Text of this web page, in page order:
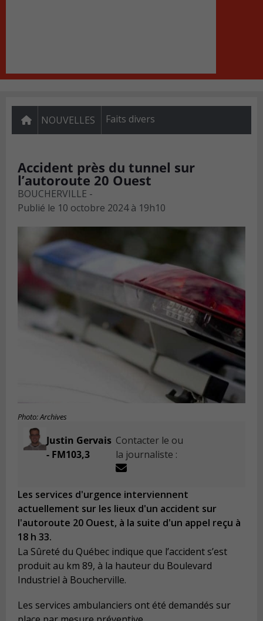
NOUVELLES Faits divers
Accident près du tunnel sur
l’autoroute 20 Ouest
BOUCHERVILLE -
Publié le 10 octobre 2024 à 19h10
Photo: Archives
Justin Gervais
- FM103,3
Contacter le ou
la journaliste :
Les services d'urgence interviennent
actuellement sur les lieux d'un accident sur
l'autoroute 20 Ouest, à la suite d'un appel reçu à
18 h 33.
La Sûreté du Québec indique que l’accident s’est
produit au km 89, à la hauteur du Boulevard
Industriel à Boucherville.
Les services ambulanciers ont été demandés sur